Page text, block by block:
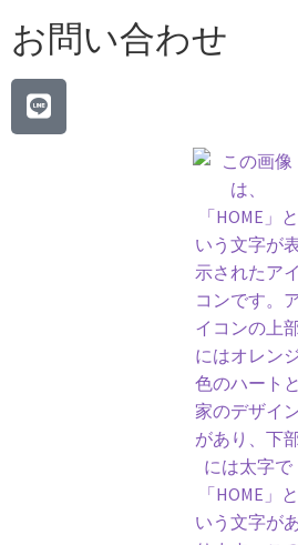
お問い合わせ